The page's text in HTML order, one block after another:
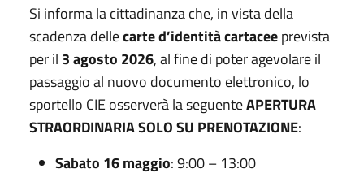
Si informa la cittadinanza che, in vista della
scadenza dellecarte d’identità cartaceeprevista
per il 3 agosto 2026, al fine di poteragevolare il
passaggio al nuovo documento elettronico, lo
sportello CIE osserverà la seguenteAPERTURA
STRAORDINARIA SOLO SU PRENOTAZIONE:
Sabato 16 maggio: 9:00 – 13:00